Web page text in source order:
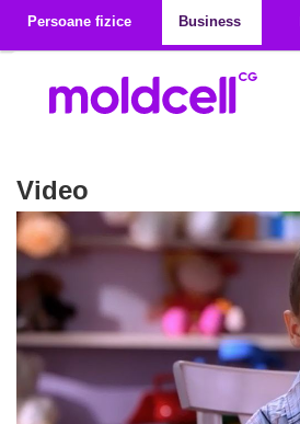
Persoane fizice
Business
Video